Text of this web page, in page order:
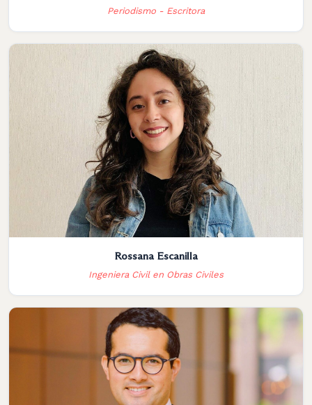
Periodismo - Escritora
Rossana Escanilla
Ingeniera Civil en Obras Civiles